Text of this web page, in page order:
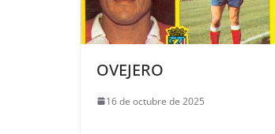
OVEJERO
16 de octubre de 2025